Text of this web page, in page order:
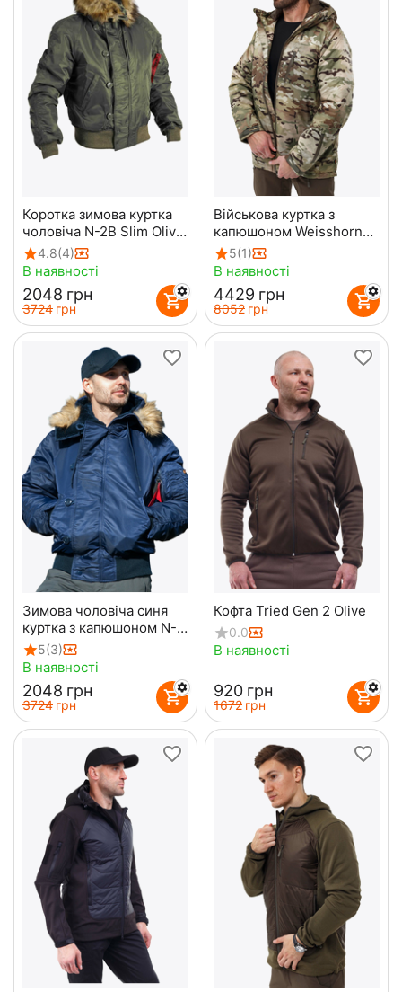
Коротка зимова куртка
чоловіча N-2B Slim Olive
бомбер
4.8(4)
В наявності
‍2048‍ грн
‍3724‍ грн
Військова куртка з
капюшоном Weisshorn
Multicam Original
5(1)
В наявності
‍4429‍ грн
‍8052‍ грн
Зимова чоловіча синя
куртка з капюшоном N-
2B Slim Navy бомбер
5(3)
В наявності
‍2048‍ грн
‍3724‍ грн
Кофта Tried Gen 2 Olive
0.0
В наявності
‍920‍ грн
‍1672‍ грн